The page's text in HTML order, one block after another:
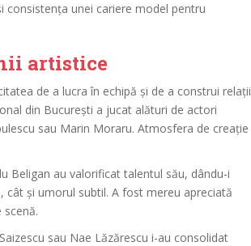
unei cariere model pentru
artistice
de a lucra în echipă și de a construi relații
din București a jucat alături de actori
sau Marin Moraru. Atmosfera de creație
Beligan au valorificat talentul său, dându-i
și umorul subtil. A fost mereu apreciată
sau Nae Lăzărescu i-au consolidat